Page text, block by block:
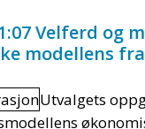
Velferd og
modellens
Utvalgets